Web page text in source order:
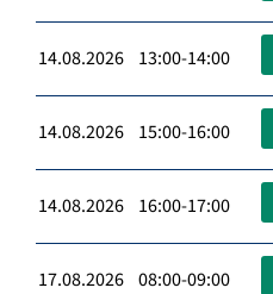
14.08.2026 13:00-14:00
14.08.2026 15:00-16:00
14.08.2026 16:00-17:00
17.08.2026 08:00-09:00